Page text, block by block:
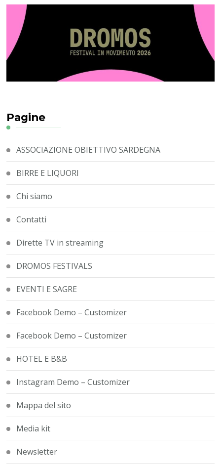
Pagine
ASSOCIAZIONE OBIETTIVO SARDEGNA
BIRRE E LIQUORI
Chi siamo
Contatti
Dirette TV in streaming
DROMOS FESTIVALS
EVENTI E SAGRE
Facebook Demo – Customizer
Facebook Demo – Customizer
HOTEL E B&B
Instagram Demo – Customizer
Mappa del sito
Media kit
Newsletter